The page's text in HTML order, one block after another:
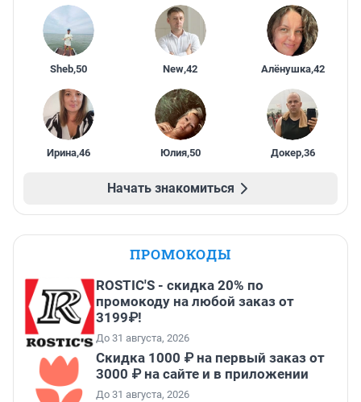
Sheb,50 New,42 Алёнушка,42
Ирина,46 Юлия,50 Докер,36
Начать знакомиться
ПРОМОКОДЫ
ROSTIC'S - скидка 20% по
промокоду на любой заказ от
3199₽!
До 31 августа, 2026
Скидка 1000 ₽ на первый заказ от
3000 ₽ на сайте и в приложении
До 31 августа, 2026